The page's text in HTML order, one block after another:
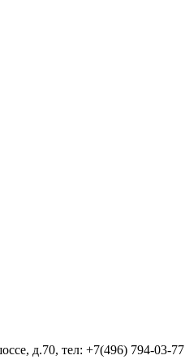
д.70, тел: +7(496) 794-03-77